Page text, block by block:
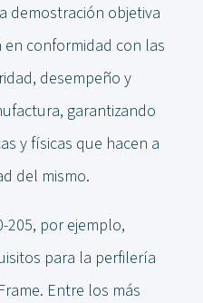
demostración objetiva
conformidad con las
desempeño y
garantizando
y físicas que hacen a
del mismo.
205, por ejemplo,
para la perfilería
Entre los más